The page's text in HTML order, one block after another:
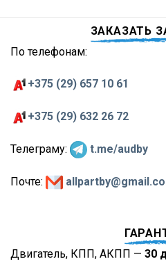
ЗАКАЗАТЬ
По телефонам:
+375 (29) 657 10 61
+375 (29) 632 26 72
Телеграму: t.me/audby
Почте:
Двигатель, КПП, АКПП — 30